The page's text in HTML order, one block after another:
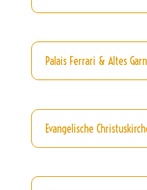
Palais Ferrari & Altes
Evangelische